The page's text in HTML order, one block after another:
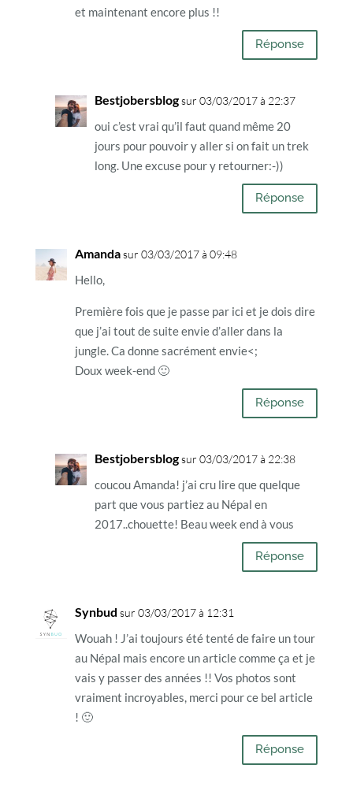
et maintenant encore plus !!
Réponse
Bestjobersblogsur 03/03/2017 à 22:37
oui c’est vrai qu’il faut quand même 20
jours pour pouvoir y aller si on fait un trek
long. Une excuse pour y retourner:-))
Réponse
Amandasur 03/03/2017 à 09:48
Hello,
Première fois que je passe par ici et je dois dire
que j’ai tout de suite envie d’aller dans la
jungle. Ca donne sacrément envie<;
Doux week-end 🙂
Réponse
Bestjobersblogsur 03/03/2017 à 22:38
coucou Amanda! j’ai cru lire que quelque
part que vous partiez au Népal en
2017..chouette! Beau week end à vous
Réponse
Synbud sur 03/03/2017 à 12:31
Wouah ! J’ai toujours été tenté de faire un tour
au Népal mais encore un article comme ça et je
vais y passer des années !! Vos photos sont
vraiment incroyables, merci pour ce bel article
! 🙂
Réponse